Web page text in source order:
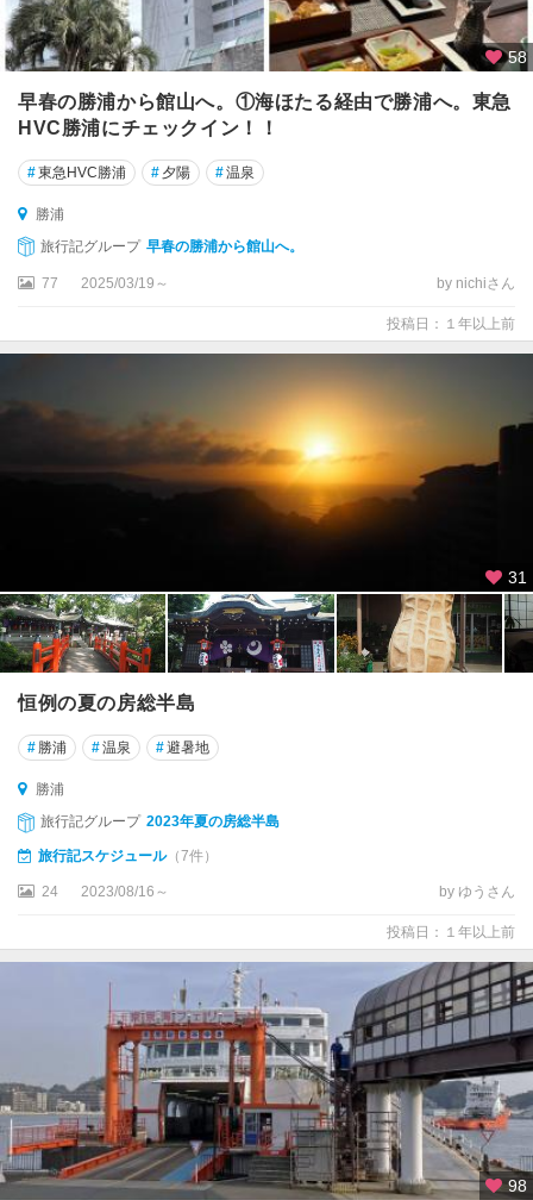
倉
銚
子
・
九
十
九
里
・
子
養
勝
浦
い
す
み
・
大
多
鴨
御
渓
谷
館
山
58
早春の勝浦から館山へ。①海ほたる経由で勝浦へ。東急
HVC勝浦にチェックイン！！
#東急HVC勝浦 # 夕陽 #温泉
勝浦
旅行記グループ 早春の勝浦から館山へ。
77 2025/03/19～ by nichiさん
投稿日：１年以上前
31
恒例の夏の房総半島
# 勝浦 #温泉 #避暑地
勝浦
旅行記グループ 2023年夏の房総半島
旅行記スケジュール（7件）
24 2023/08/16～ by ゆうさん
投稿日：１年以上前
98